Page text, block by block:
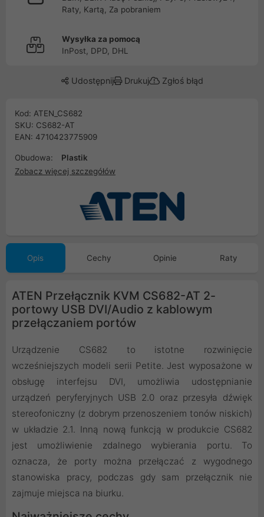
Raty, Kartą, Za pobraniem
Wysyłka za pomocą
InPost, DPD, DHL
Udostępnij Drukuj Zgłoś błąd
Kod: ATEN_CS682
SKU: CS682-AT
EAN: 4710423775909
Obudowa:
Plastik
Zobacz więcej szczegółów
Opis Cechy Opinie Raty
ATEN Przełącznik KVM CS682-AT 2-
portowy USB DVI/Audio z kablowym
przełączaniem portów
Urządzenie CS682 to istotne rozwinięcie
wcześniejszych modeli serii Petite. Jest wyposażone w
obsługę interfejsu DVI, umożliwia udostępnianie
urządzeń peryferyjnych USB 2.0 oraz przesyła dźwięk
stereofoniczny (z dobrym przenoszeniem tonów niskich)
w układzie 2.1. Inną nową funkcją w produkcie CS682
jest umożliwienie zdalnego wybierania portu. To
oznacza, że porty można przełączać z wygodnego
stanowiska pracy, podczas gdy sam przełącznik nie
zajmuje miejsca na biurku.